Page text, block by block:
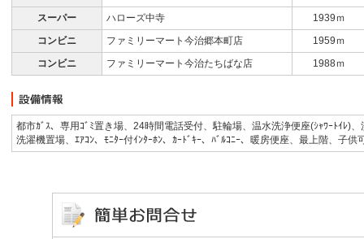
スーパー ハローズ中寺
1939ｍ
コンビニ
ファミリーマート今治郷本町店
1959ｍ
コンビニ
ファミリーマート今治たちばな店 1988ｍ
都市ｶﾞｽ、専用ｺﾞﾐ置き場、24時間電話受付、駐輪場、温水洗浄便座(ｼｬﾜｰﾄｲﾚ)
洗濯機置場、ｴｱｺﾝ、ﾓﾆﾀｰ付ｲﾝﾀｰﾎﾝ、ｶｰﾄﾞｷｰ、ﾊﾞﾙｺﾆｰ、暖房便座、最上階、子